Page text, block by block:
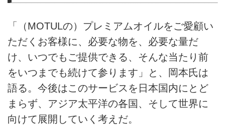
「（MOTULの）プレミアムオイルをご愛顧い
ただくお客様に、必要な物を、必要な量だ
け、いつでもご提供できる、そんな当たり前
をいつまでも続けて参ります」と、岡本氏は
語る。今後はこのサービスを日本国内にとど
まらず、アジア太平洋の各国、そして世界に
向けて展開していく考えだ。